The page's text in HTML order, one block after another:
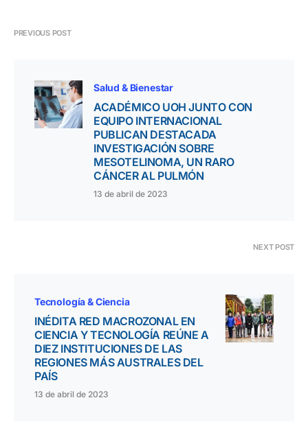
PREVIOUS POST
Salud & Bienestar
ACADÉMICO UOH JUNTO CON
EQUIPO INTERNACIONAL
PUBLICAN DESTACADA
INVESTIGACIÓN SOBRE
MESOTELINOMA, UN RARO
CÁNCER AL PULMÓN
13 de abril de 2023
NEXT POST
Tecnología & Ciencia
INÉDITA RED MACROZONAL EN
CIENCIA Y TECNOLOGÍA REÚNE A
DIEZ INSTITUCIONES DE LAS
REGIONES MÁS AUSTRALES DEL
PAÍS
13 de abril de 2023